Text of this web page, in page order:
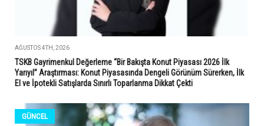
AĞUSTOS 4TH, 2026
TSKB Gayrimenkul Değerleme “Bir Bakışta Konut Piyasası 2026 İlk
Yarıyıl” Araştırması: Konut Piyasasında Dengeli Görünüm Sürerken, İlk
El ve İpotekli Satışlarda Sınırlı Toparlanma Dikkat Çekti
GÜNCEL